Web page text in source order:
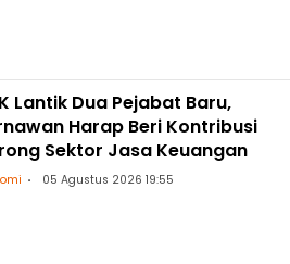
Lantik Dua Pejabat Baru,
Harap Beri Kontribusi
Sektor Jasa Keuangan
05 Agustus 2026 19:55